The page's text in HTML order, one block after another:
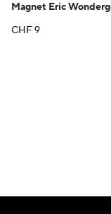
Magnet Eric
CHF9